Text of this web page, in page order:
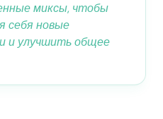
миксы, чтобы
себя новые
и улучшить общее